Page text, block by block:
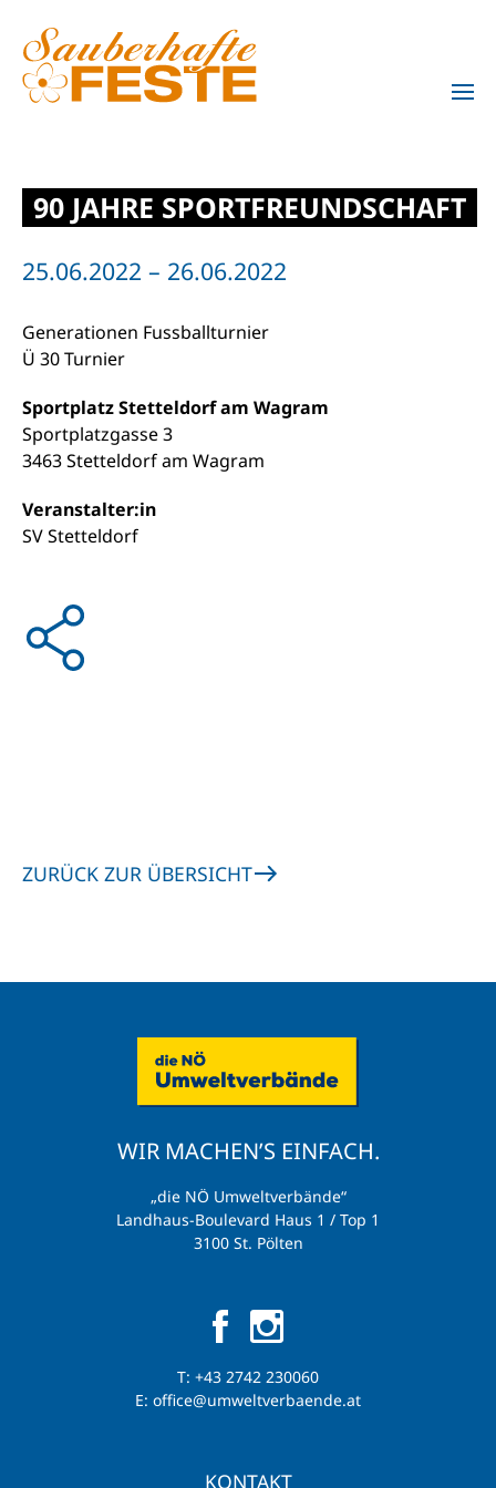
Zum Hauptinhalt springen
90 JAHRE SPORTFREUNDSCHAFT
25.06.2022 – 26.06.2022
Generationen Fussballturnier
Ü 30 Turnier
Sportplatz Stetteldorf am Wagram
Sportplatzgasse 3
3463 Stetteldorf am Wagram
Veranstalter:in
SV Stetteldorf
ZURÜCK ZUR ÜBERSICHT
WIR MACHEN’S EINFACH.
„die NÖ Umweltverbände“
Landhaus-Boulevard Haus 1 / Top 1
3100 St. Pölten
T: +43 2742 230060
E: office@umweltverbaende.at
KONTAKT